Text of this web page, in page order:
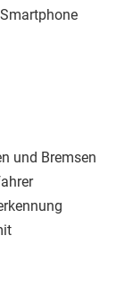
und Bremsen